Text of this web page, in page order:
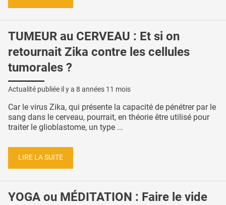
TUMEUR au CERVEAU : Et si on
retournait Zika contre les cellules
tumorales ?
Actualité publiée il y a 8 années 11 mois
Car le virus Zika, qui présente la capacité de pénétrer par le
sang dans le cerveau, pourrait, en théorie être utilisé pour
traiter le glioblastome, un type ...
LIRE LA SUITE
YOGA ou MÉDITATION : Faire le vide